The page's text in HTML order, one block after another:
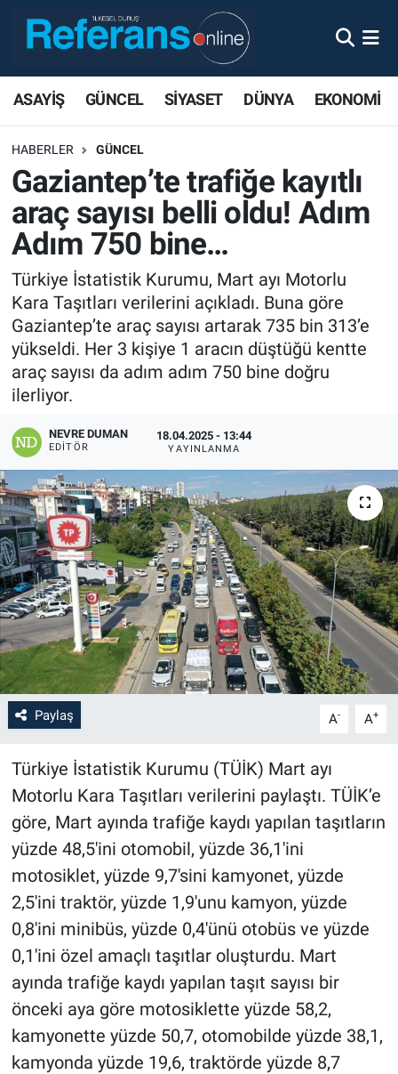
ASAYİŞ GÜNCEL SİYASET DÜNYA EKONOMİ
HABERLER GÜNCEL
Gaziantep’te trafiğe kayıtlı
araç sayısı belli oldu! Adım
Adım 750 bine…
Türkiye İstatistik Kurumu, Mart ayı Motorlu
Kara Taşıtları verilerini açıkladı. Buna göre
Gaziantep’te araç sayısı artarak 735 bin 313’e
yükseldi. Her 3 kişiye 1 aracın düştüğü kentte
araç sayısı da adım adım 750 bine doğru
ilerliyor.
NEVRE DUMAN
EDITÖR
18.04.2025 - 13:44
YAYINLANMA
Paylaş A- A+
Türkiye İstatistik Kurumu (TÜİK) Mart ayı
Motorlu Kara Taşıtları verilerini paylaştı. TÜİK’e
göre, Mart ayında trafiğe kaydı yapılan taşıtların
yüzde 48,5'ini otomobil, yüzde 36,1'ini
motosiklet, yüzde 9,7'sini kamyonet, yüzde
2,5'ini traktör, yüzde 1,9'unu kamyon, yüzde
0,8'ini minibüs, yüzde 0,4'ünü otobüs ve yüzde
0,1'ini özel amaçlı taşıtlar oluşturdu. Mart
ayında trafiğe kaydı yapılan taşıt sayısı bir
önceki aya göre motosiklette yüzde 58,2,
kamyonette yüzde 50,7, otomobilde yüzde 38,1,
kamyonda yüzde 19,6, traktörde yüzde 8,7